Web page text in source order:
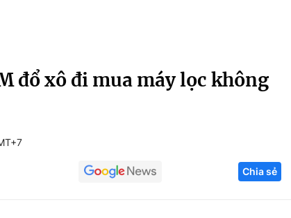
Infographic
Tuyển sinh
Hitech Công
đổ xô đi mua máy lọc không
Chia sẻ